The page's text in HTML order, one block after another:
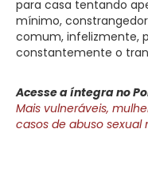
para casa tentando
mínimo,
comum, infelizmente,
constantemente o
Acesse a íntegra no
Mais vulneráveis,
casos de abuso sexual